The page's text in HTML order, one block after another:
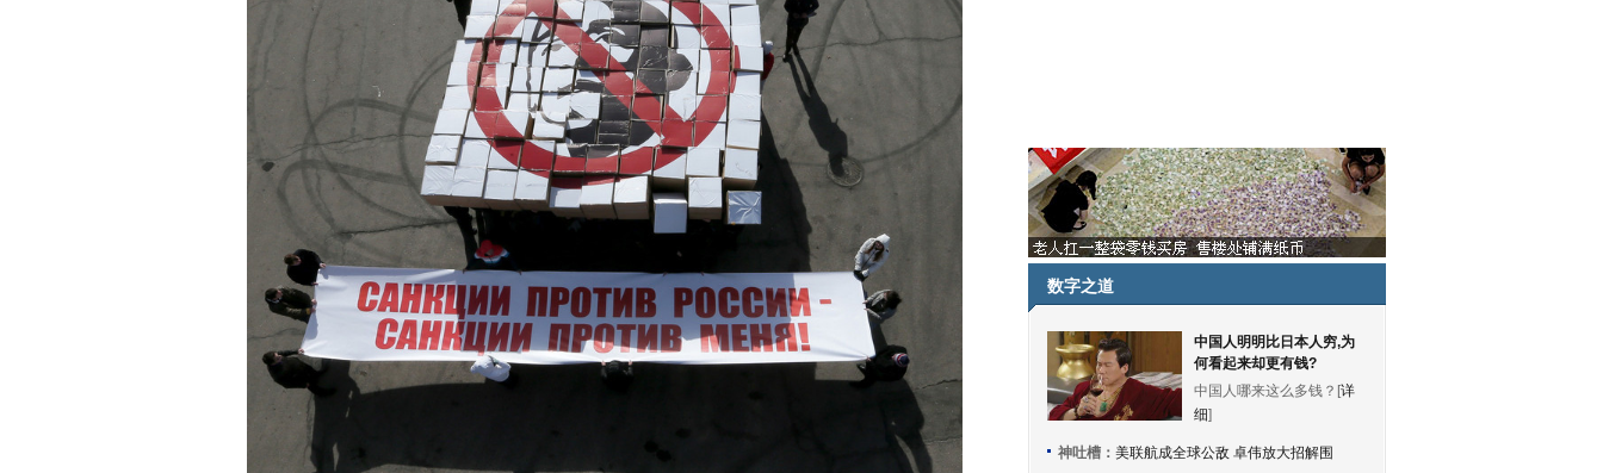
数字之道
中国人明明比日本人穷,为
何看起来却更有钱?
中国人哪来这么多钱？[详
细]
神吐槽： 美联航成全球公敌 卓伟放大招解围